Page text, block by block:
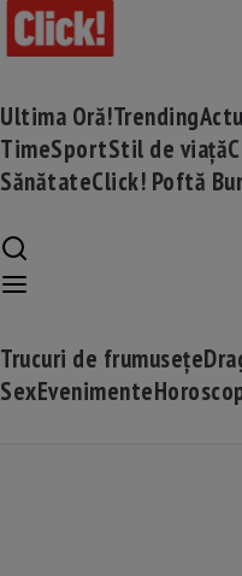
Ultima Oră!Trending
TimeSportStil de viață
SănătateClick! Poftă
Trucuri de frumusețe
SexEvenimente